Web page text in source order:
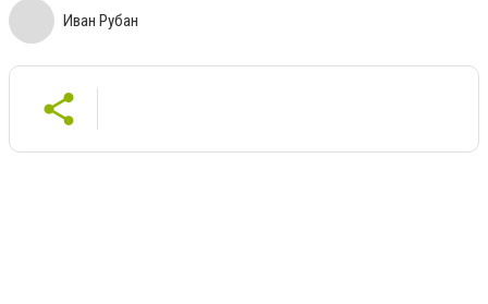
Иван Рубан